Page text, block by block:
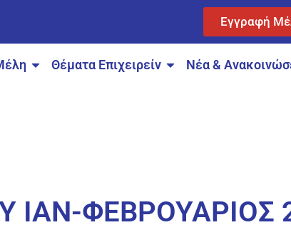
Εγγραφή
Θέματα Επιχειρείν Νέα &
ΙΑΝ-ΦΕΒΡΟΥΑΡΙΟΣ